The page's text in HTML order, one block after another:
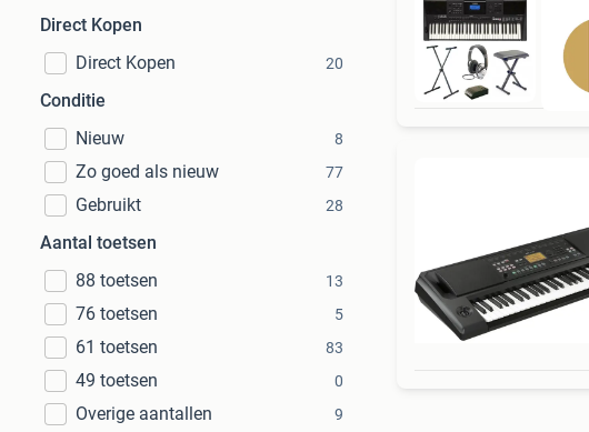
Direct Kopen
Direct Kopen
20
Conditie
Nieuw
8
Zo goed als nieuw 77
Gebruikt 28
Aantal toetsen
88 toetsen
13
76 toetsen 5
61 toetsen 83
49 toetsen 0
Overige aantallen 9